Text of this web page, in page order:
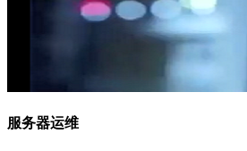
服务器运维